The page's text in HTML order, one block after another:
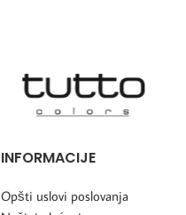
INFORMACIJE
Opšti uslovi poslovanja